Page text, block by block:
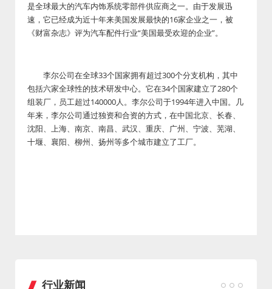
是全球最大的汽车内饰系统零部件供应商之一。由于发展迅
速，它已经成为近十年来美国发展最快的16家企业之一，被
《财富杂志》评为汽车配件行业“美国最受欢迎的企业”。
李尔公司在全球33个国家拥有超过300个分支机构，其中
包括六家全球性的技术研发中心。它在34个国家建立了280个
组装厂，员工超过140000人。李尔公司于1994年进入中国。几
年来，李尔公司通过独资和合资的方式，在中国北京、长春、
沈阳、上海、南京、南昌、武汉、重庆、广州、宁波、芜湖、
十堰、襄阳、柳州、扬州等多个城市建立了工厂。
行业新闻